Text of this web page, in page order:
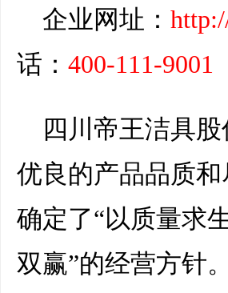
企业网址：
话： 400-111-9001
四川帝王洁具
优良的产品品质
确定了“以质量求
双赢”的经营方针。